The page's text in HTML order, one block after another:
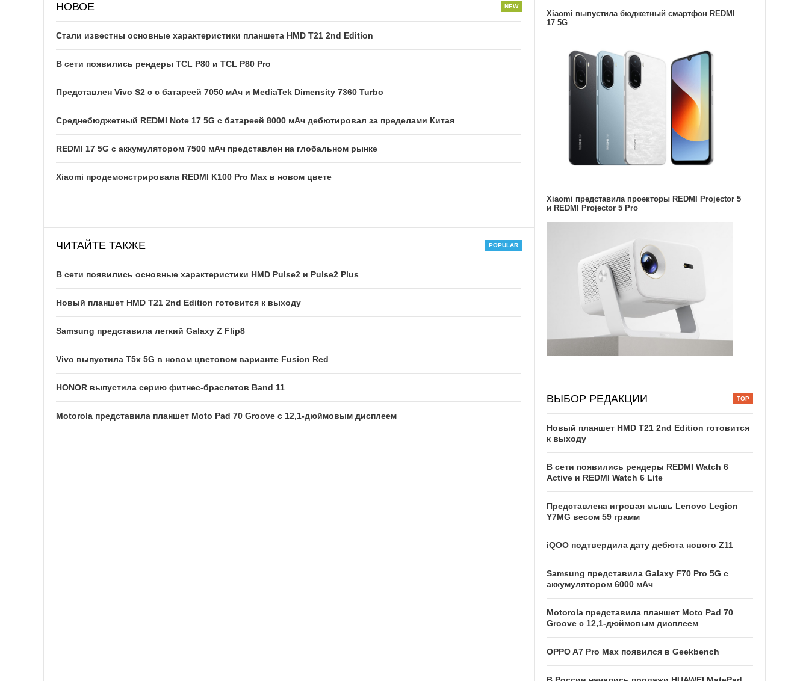
НОВОЕ
Стали известны основные характеристики планшета HMD T21 2nd Edition
В сети появились рендеры TCL P80 и TCL P80 Pro
Представлен Vivo S2 с с батареей 7050 мАч и MediaTek Dimensity 7360 Turbo
Среднебюджетный REDMI Note 17 5G с батареей 8000 мАч дебютировал за пределами Китая
REDMI 17 5G c аккумулятором 7500 мАч представлен на глобальном рынке
Xiaomi продемонстрировала REDMI K100 Pro Max в новом цвете
ЧИТАЙТЕ ТАКЖЕ
В сети появились основные характеристики HMD Pulse2 и Pulse2 Plus
Новый планшет HMD T21 2nd Edition готовится к выходу
Samsung представила легкий Galaxy Z Flip8
Vivo выпустила T5x 5G в новом цветовом варианте Fusion Red
HONOR выпустила серию фитнес-браслетов Band 11
Motorola представила планшет Moto Pad 70 Groove с 12,1-дюймовым дисплеем
Xiaomi выпустила бюджетный смартфон REDMI
17 5G
Xiaomi представила проекторы REDMI Projector 5
и REDMI Projector 5 Pro
ВЫБОР РЕДАКЦИИ
Новый планшет HMD T21 2nd Edition готовится
к выходу
В сети появились рендеры REDMI Watch 6
Active и REDMI Watch 6 Lite
Представлена игровая мышь Lenovo Legion
Y7MG весом 59 грамм
iQOO подтвердила дату дебюта нового Z11
Samsung представила Galaxy F70 Pro 5G с
аккумулятором 6000 мАч
Motorola представила планшет Moto Pad 70
Groove с 12,1-дюймовым дисплеем
OPPO A7 Pro Max появился в Geekbench